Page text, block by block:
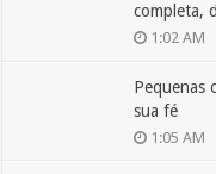
completa,
1:02 AM
Pequenas
sua fé
1:05 AM